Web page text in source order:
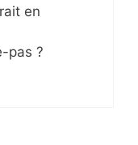
en
pas ?